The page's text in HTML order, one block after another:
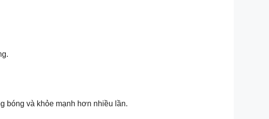
bóng và khỏe mạnh hơn nhiều lần.